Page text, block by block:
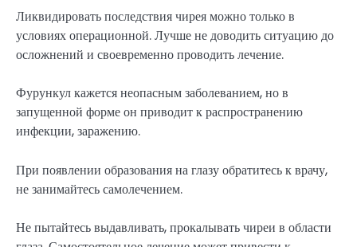
Ликвидировать последствия чирея можно только в
условиях операционной. Лучше не доводить ситуацию до
осложнений и своевременно проводить лечение.
Фурункул кажется неопасным заболеванием, но в
запущенной форме он приводит к распространению
инфекции, заражению.
При появлении образования на глазу обратитесь к врачу,
не занимайтесь самолечением.
Не пытайтесь выдавливать, прокалывать чиреи в области